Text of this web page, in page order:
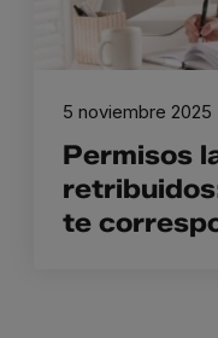
Permisos
te
5 noviembre 2025